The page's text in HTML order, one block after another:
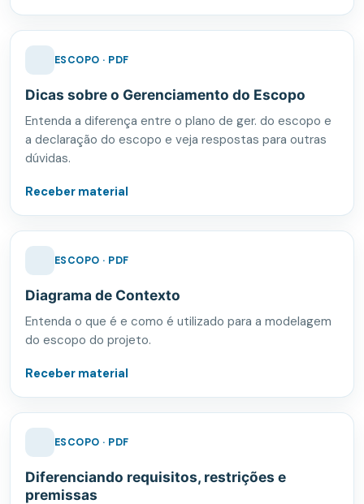
ESCOPO · PDF
Dicas sobre o Gerenciamento do Escopo
Entenda a diferença entre o plano de ger. do escopo e
a declaração do escopo e veja respostas para outras
dúvidas.
Receber material
ESCOPO · PDF
Diagrama de Contexto
Entenda o que é e como é utilizado para a modelagem
do escopo do projeto.
Receber material
ESCOPO · PDF
Diferenciando requisitos, restrições e
premissas